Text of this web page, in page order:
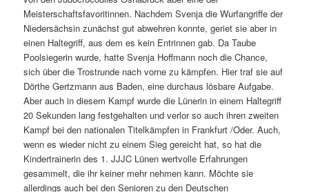
Meisterschaftsfavoritinnen. Nachdem Svenja die Wurfangriffe der
Niedersächsin zunächst gut abwehren konnte, geriet sie aber in
einen Haltegriff, aus dem es kein Entrinnen gab. Da Taube
Poolsiegerin wurde, hatte Svenja Hoffmann noch die Chance,
sich über die Trostrunde nach vorne zu kämpfen. Hier traf sie auf
Dörthe Gertzmann aus Baden, eine durchaus lösbare Aufgabe.
Aber auch in diesem Kampf wurde die Lünerin in einem Haltegriff
20 Sekunden lang festgehalten und verlor so auch ihren zweiten
Kampf bei den nationalen Titelkämpfen in Frankfurt /Oder. Auch,
wenn es wieder nicht zu einem Sieg gereicht hat, so hat die
Kindertrainerin des 1. JJJC Lünen wertvolle Erfahrungen
gesammelt, die ihr keiner mehr nehmen kann. Möchte sie
allerdings auch bei den Senioren zu den Deutschen